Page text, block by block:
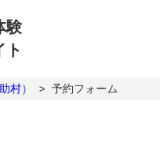
験
ト
村） > 予約フォーム